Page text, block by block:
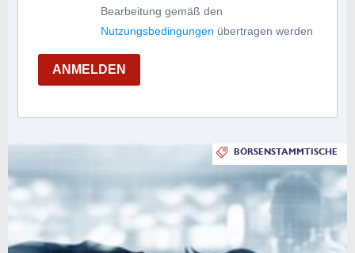
Bearbeitung gemäß den
Nutzungsbedingungen übertragen werden
ANMELDEN
BÖRSENSTAMMTISCHE